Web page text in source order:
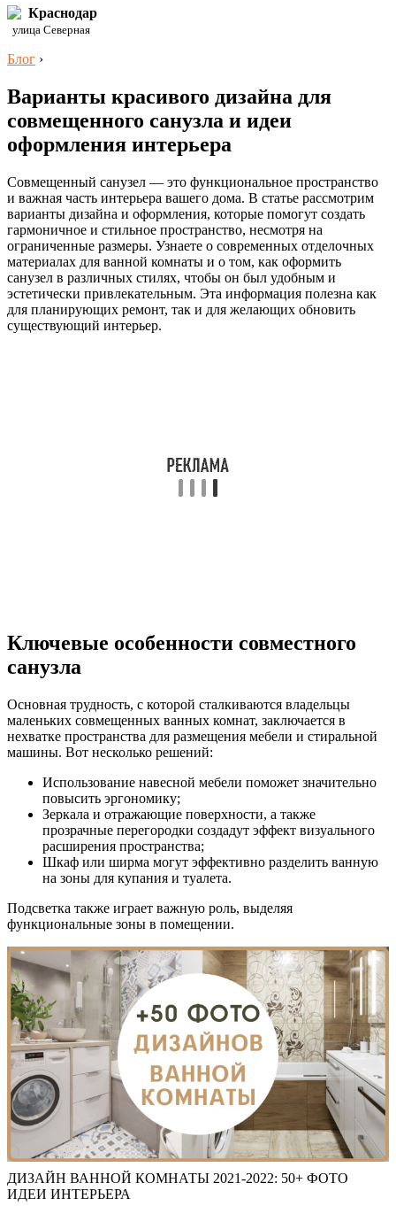
Краснодар
улица Северная
Блог ›
Варианты красивого дизайна для
совмещенного санузла и идеи
оформления интерьера
Совмещенный санузел — это функциональное пространство
и важная часть интерьера вашего дома. В статье рассмотрим
варианты дизайна и оформления, которые помогут создать
гармоничное и стильное пространство, несмотря на
ограниченные размеры. Узнаете о современных отделочных
материалах для ванной комнаты и о том, как оформить
санузел в различных стилях, чтобы он был удобным и
эстетически привлекательным. Эта информация полезна как
для планирующих ремонт, так и для желающих обновить
существующий интерьер.
Ключевые особенности совместного
санузла
Основная трудность, с которой сталкиваются владельцы
маленьких совмещенных ванных комнат, заключается в
нехватке пространства для размещения мебели и стиральной
машины. Вот несколько решений:
Использование навесной мебели поможет значительно
повысить эргономику;
Зеркала и отражающие поверхности, а также
прозрачные перегородки создадут эффект визуального
расширения пространства;
Шкаф или ширма могут эффективно разделить ванную
на зоны для купания и туалета.
Подсветка также играет важную роль, выделяя
функциональные зоны в помещении.
ДИЗАЙН ВАННОЙ КОМНАТЫ 2021-2022: 50+ ФОТО
ИДЕИ ИНТЕРЬЕРА